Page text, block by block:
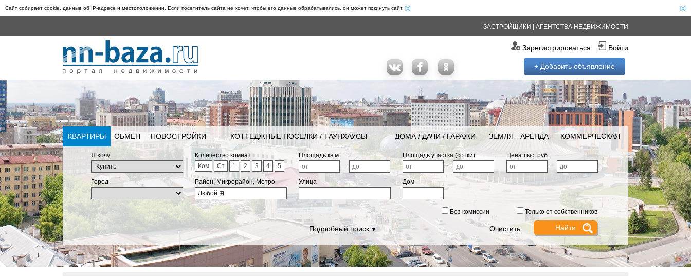
Сайт собирает cookie, данные об IP-адресе и местоположении. Если посетитель сайта не хочет, чтобы его данные обрабатывались, он может покинуть сайт. [x]
[x]
ЗАСТРОЙЩИКИ АГЕНТСТВА НЕДВИЖИМОСТИ
Зарегистрироваться Войти
+ Добавить объявление
КВАРТИРЫ ОБМЕН НОВОСТРОЙКИ КОТТЕДЖНЫЕ ПОСЕЛКИ / ТАУНХАУСЫ ДОМА / ДАЧИ / ГАРАЖИ ЗЕМЛЯ АРЕНДА КОММЕРЧЕСКАЯ
Я хочу
Количество комнат
Ком
Ст 1 2 3 4 5
Площадь кв.м.
—
Площадь участка (сотки)
—
Цена тыс. руб.
—
Город
Район, Микрорайон, Метро
Любой ⊞
Улица Дом
Без комиссии Только от собственников
Подробный поиск▼ Очистить